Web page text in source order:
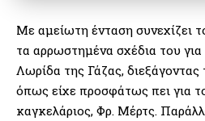
Με αμείωτη ένταση συνεχίζει
τα αρρωστημένα σχέδια του
Λωρίδα της Γάζας, διεξάγοντας
όπως είχε προσφάτως πει για
καγκελάριος, Φρ. Μέρτς.